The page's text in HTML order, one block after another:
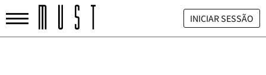
INICIAR SESSÃO